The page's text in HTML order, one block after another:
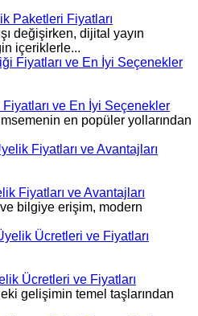
Paketleri Fiyatları
değişirken, dijital yayın
içeriklerle...
ve En İyi Seçenekler
en popüler yollarından
Fiyatları ve Avantajları
bilgiye erişim, modern
Ücretleri ve Fiyatları
gelişimin temel taşlarından